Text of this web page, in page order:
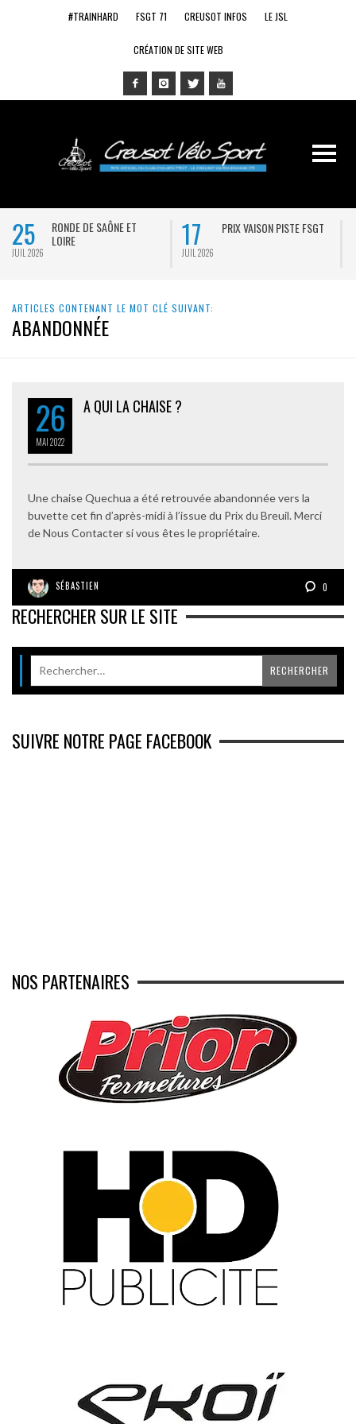
#TRAINHARD FSGT 71 CREUSOT INFOS LE JSL
CRÉATION DE SITE WEB
25
JUIL 2026
RONDE DE SAÔNE ET
LOIRE
17
JUIL 2026
PRIX VAISON PISTE FSGT
ARTICLES CONTENANT LE MOT CLÉ SUIVANT:
ABANDONNÉE
26
MAI2022
A QUI LA CHAISE ?
Une chaise Quechua a été retrouvée abandonnée vers la
buvette cet fin d’après-midi à l’issue du Prix du Breuil. Merci
de Nous Contacter si vous êtes le propriétaire.
SÉBASTIEN 0
RECHERCHER SUR LE SITE
SUIVRE NOTRE PAGE FACEBOOK
NOS PARTENAIRES